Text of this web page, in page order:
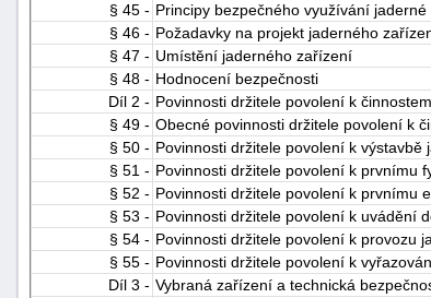
§ 45 - Principy bezpečného využívání jaderné
§ 46 - Požadavky na projekt jaderného
§ 47 - Umístění jaderného zařízení
§ 48 - Hodnocení bezpečnosti
Díl 2 - Povinnosti držitele povolení k
§ 49 - Obecné povinnosti držitele povolení k
§ 50 - Povinnosti držitele povolení k výstavbě
§ 51 - Povinnosti držitele povolení k prvnímu
§ 52 - Povinnosti držitele povolení k prvnímu
§ 53 - Povinnosti držitele povolení k uvádění
§ 54 - Povinnosti držitele povolení k provozu
§ 55 - Povinnosti držitele povolení k
Díl 3 - Vybraná zařízení a technická